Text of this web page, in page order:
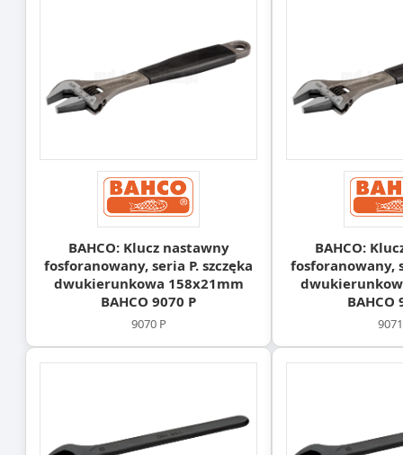
BAHCO: Klucz nastawny
fosforanowany, seria P. szczęka
dwukierunkowa 158x21mm
BAHCO 9070 P
9070 P
BAHCO:
fosforanowany,
BAHCO